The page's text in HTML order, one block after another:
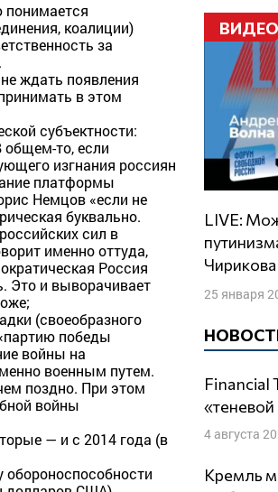
понимается
коалиции)
за
ждать появления
в этом
субъектности:
то, если
изгнания россиян
платформы
Немцов «если не
буквально.
сил в
именно оттуда,
Россия
Это и выворачивает
(своеобразного
победы
войны на
военным путем.
поздно. При этом
войны
— и с 2014 года (в
ВИДЕО
LIVE: Можно ли вылечить Россию от
Чирикова
25 января
Financial
4 августа
Кремль